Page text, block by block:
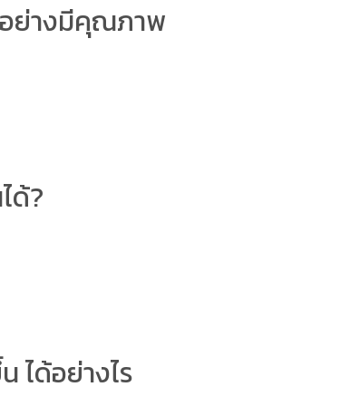
อย่างมีคุณภาพ
ด้?
ได้อย่างไร